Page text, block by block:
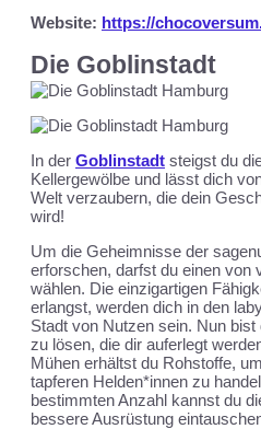
Website: https://
Die Goblinstadt
In der Goblinstadt steigst du
Kellergewölbe und lässt dich
Welt verzaubern, die dein
wird!
Um die Geheimnisse der
erforschen, darfst du einen von
wählen. Die einzigartigen
erlangst, werden dich in den
Stadt von Nutzen sein. Nun
zu lösen, die dir auferlegt
Mühen erhältst du Rohstoffe,
tapferen Helden*innen zu
bestimmten Anzahl kannst du
bessere Ausrüstung